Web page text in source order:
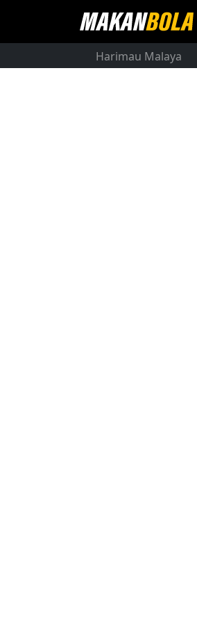
Harimau Malaya